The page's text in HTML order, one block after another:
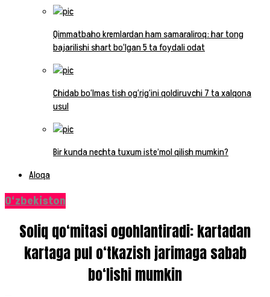
Qimmatbaho kremlardan ham samaraliroq: har tong
bajarilishi shart bo‘lgan 5 ta foydali odat
Chidab bo‘lmas tish og‘rig‘ini qoldiruvchi 7 ta xalqona
usul
Bir kunda nechta tuxum iste’mol qilish mumkin?
Aloqa
O‘zbekiston
Soliq qo‘mitasi ogohlantiradi: kartadan
kartaga pul o‘tkazish jarimaga sabab
bo‘lishi mumkin